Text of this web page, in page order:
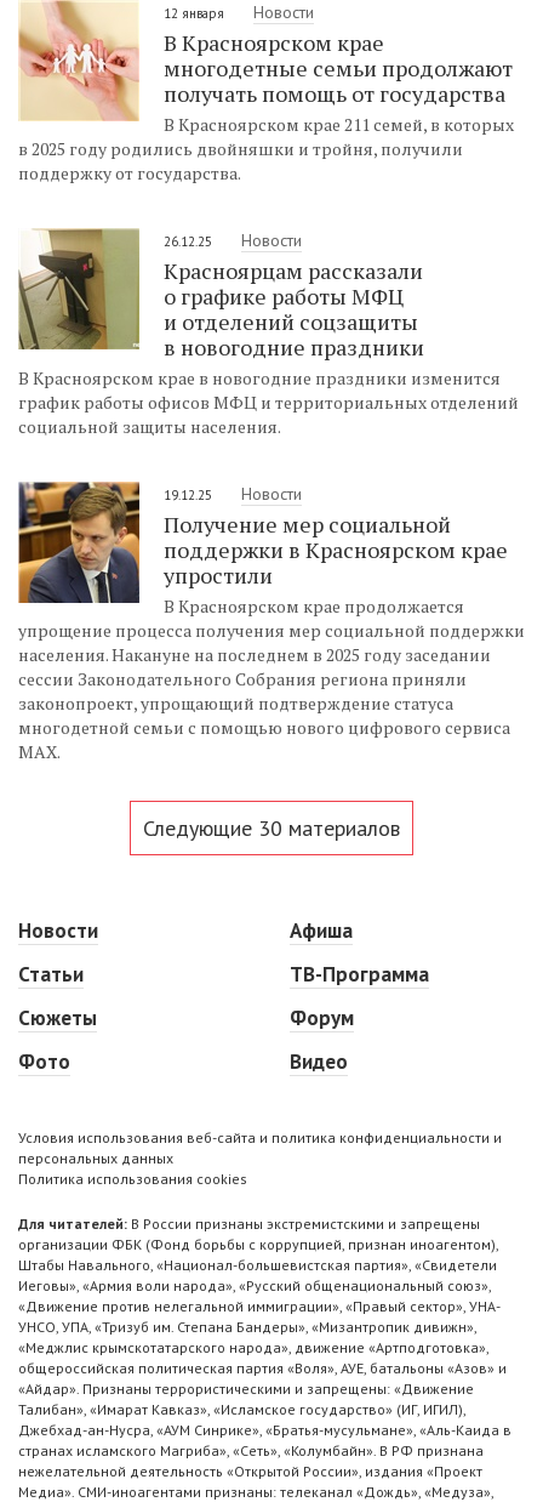
12 января Новости
В Красноярском крае
многодетные семьи продолжают
получать помощь от государства
В Красноярском крае 211 семей, в которых
в 2025 году родились двойняшки и тройня, получили
поддержку от государства.
26.12.25 Новости
Красноярцам рассказали
о графике работы МФЦ
и отделений соцзащиты
в новогодние праздники
В Красноярском крае в новогодние праздники изменится
график работы офисов МФЦ и территориальных отделений
социальной защиты населения.
19.12.25 Новости
Получение мер социальной
поддержки в Красноярском крае
упростили
В Красноярском крае продолжается
упрощение процесса получения мер социальной поддержки
населения. Накануне на последнем в 2025 году заседании
сессии Законодательного Собрания региона приняли
законопроект, упрощающий подтверждение статуса
многодетной семьи с помощью нового цифрового сервиса
MAX.
Следующие 30 материалов
Новости
Статьи
Сюжеты
Фото
Афиша
ТВ-Программа
Форум
Видео
Условия использования веб-сайта и политика конфиденциальности и
персональных данных
Политика использования cookies
Для читателей: В России признаны экстремистскими и запрещены
организации ФБК (Фонд борьбы с коррупцией, признан иноагентом),
Штабы Навального, «Национал-большевистская партия», «Свидетели
Иеговы», «Армия воли народа», «Русский общенациональный союз»,
«Движение против нелегальной иммиграции», «Правый сектор», УНА-
УНСО, УПА, «Тризуб им. Степана Бандеры», «Мизантропик дивижн»,
«Меджлис крымскотатарского народа», движение «Артподготовка»,
общероссийская политическая партия «Воля», АУЕ, батальоны «Азов» и
«Айдар». Признаны террористическими и запрещены: «Движение
Талибан», «Имарат Кавказ», «Исламское государство» (ИГ, ИГИЛ),
Джебхад-ан-Нусра, «АУМ Синрике», «Братья-мусульмане», «Аль-Каида в
странах исламского Магриба», «Сеть», «Колумбайн». В РФ признана
нежелательной деятельность «Открытой России», издания «Проект
Медиа». СМИ-иноагентами признаны: телеканал «Дождь», «Медуза»,